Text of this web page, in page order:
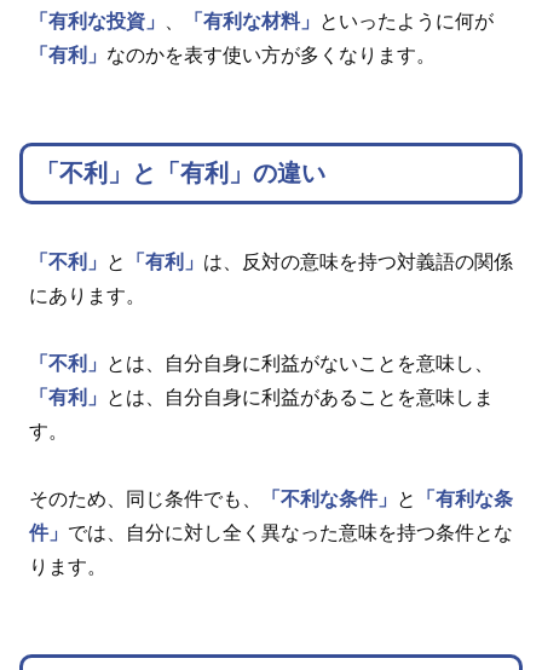
「有利な投資」
「有利な材料」
といったように何が
「有利」 なのかを表す使い方が多くなります。
「不利」と「有利」の違い
「不利」 と 「有利」 は、反対の意味を持つ対義語の関係
にあります。
「不利」
とは、自分自身に利益がないことを意味し、
「有利」
とは、自分自身に利益があることを意味しま
す。
そのため、同じ条件でも、 「不利な条件」 と
「有利な条
件」 では、自分に対し全く異なった意味を持つ条件とな
ります。